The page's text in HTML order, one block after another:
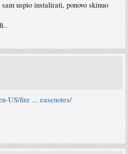
uspio instalirati, ponovo skinuo
US/fire ... easenotes/